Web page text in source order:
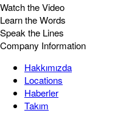
Watch the Video
Learn the Words
Speak the Lines
Company Information
Hakkımızda
Locations
Haberler
Takım